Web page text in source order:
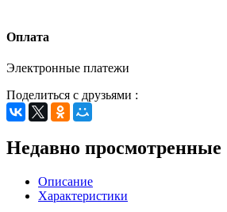
Оплата
Электронные платежи
Поделиться с друзьями :
Недавно просмотренные
Описание
Характеристики